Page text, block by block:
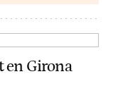
en Girona